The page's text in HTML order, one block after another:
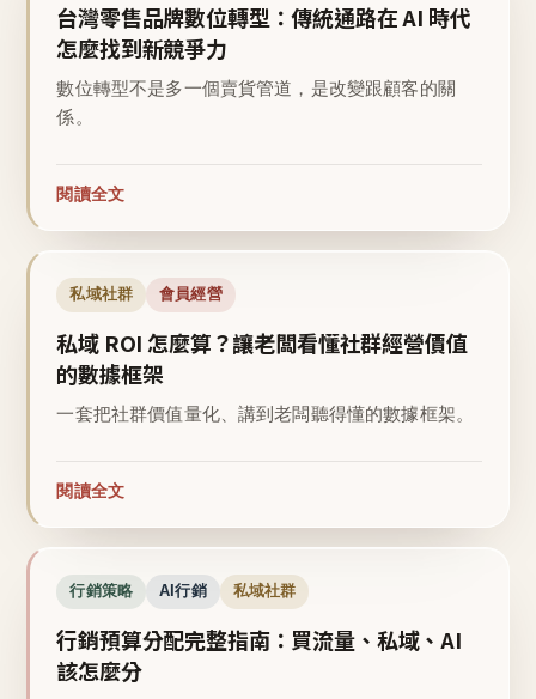
台灣零售品牌數位轉型：傳統通路在 AI 時代
怎麼找到新競爭力
數位轉型不是多一個賣貨管道，是改變跟顧客的關
係。
閱讀全文
私域社群 會員經營
私域 ROI 怎麼算？讓老闆看懂社群經營價值
的數據框架
一套把社群價值量化、講到老闆聽得懂的數據框架。
閱讀全文
行銷策略 AI行銷 私域社群
行銷預算分配完整指南：買流量、私域、AI
該怎麼分